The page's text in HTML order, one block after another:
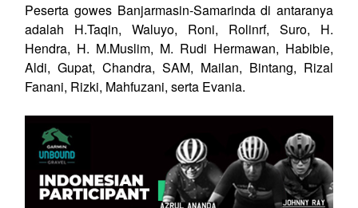
Peserta gowes Banjarmasin-Samarinda di antaranya
adalah H.Taqin, Waluyo, Roni, Rolinrf, Suro, H.
Hendra, H. M.Muslim, M. Rudi Hermawan, Habibie,
Aldi, Gupat, Chandra, SAM, Mailan, Bintang, Rizal
Fanani, Rizki, Mahfuzani, serta Evania.